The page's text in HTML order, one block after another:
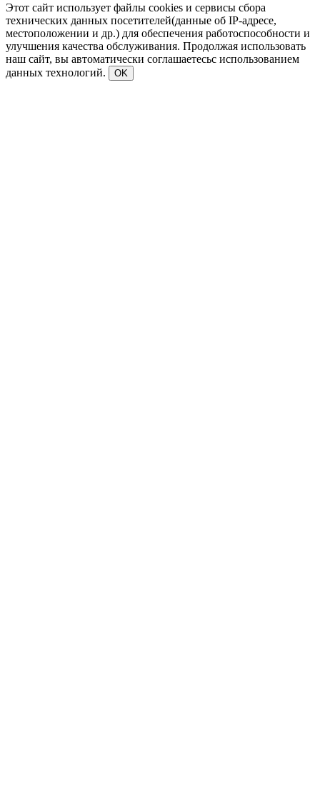
Этот сайт использует файлы cookies и сервисы сбора
технических данных посетителей(данные об IP-адресе,
местоположении и др.) для обеспечения работоспособности и
улучшения качества обслуживания. Продолжая использовать
наш сайт, вы автоматически соглашаетесьс использованием
данных технологий.
OK